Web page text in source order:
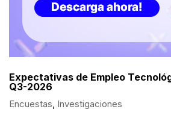
Expectativas de Empleo
Q3-2026
Encuestas, Investigaciones